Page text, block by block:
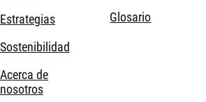
Estrategias
Sostenibilidad
Acerca de
nosotros
Glosario